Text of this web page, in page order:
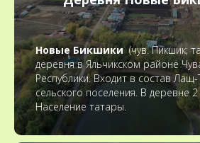
Новые Бикшики (чув. Пикшик;
деревня в Яльчикском районе
Республики. Входит в состав Лащ-
сельского поселения. В деревне
Население татары.